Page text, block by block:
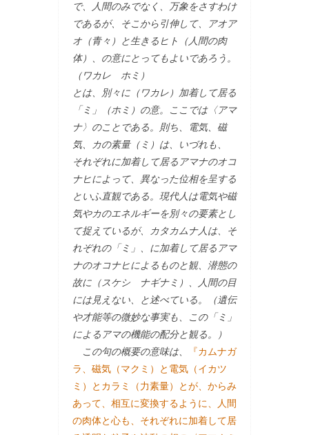
で、人間のみでなく、万象をさすわけ
であるが、そこから引伸して、アオア
オ（青々）と生きるヒト（人間の肉
体）、の意にとってもよいであろう。
（ワカレ ホミ）
とは、別々に（ワカレ）加着して居る
「ミ」（ホミ）の意。ここでは〈アマ
ナ〉のことである。則ち、電気、磁
気、カの素量（ミ）は、いづれも、
それぞれに加着して居るアマナのオコ
ナヒによって、異なった位相を呈する
といふ直観である。現代人は電気や磁
気やカのエネルギーを別々の要素とし
て捉えているが、カタカムナ人は、そ
れぞれの「ミ」、に加着して居るアマ
ナのオコナヒによるものと観、潜態の
故に（スケシ ナギナミ）、人間の目
には見えない、と述べている。（遺伝
や才能等の微妙な事実も、この「ミ」
によるアマの機能の配分と観る。）
この句の概要の意味は、
『カムナガ
ラ、磁気（マクミ）と電気（イカツ
ミ）とカラミ（力素量）とが、からみ
あって、相互に変換するように、人間
の肉体と心も、それぞれに加着して居